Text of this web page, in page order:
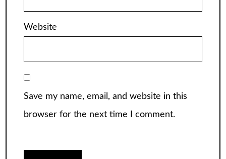
Website
Save my name, email, and website in this
browser for the next time I comment.